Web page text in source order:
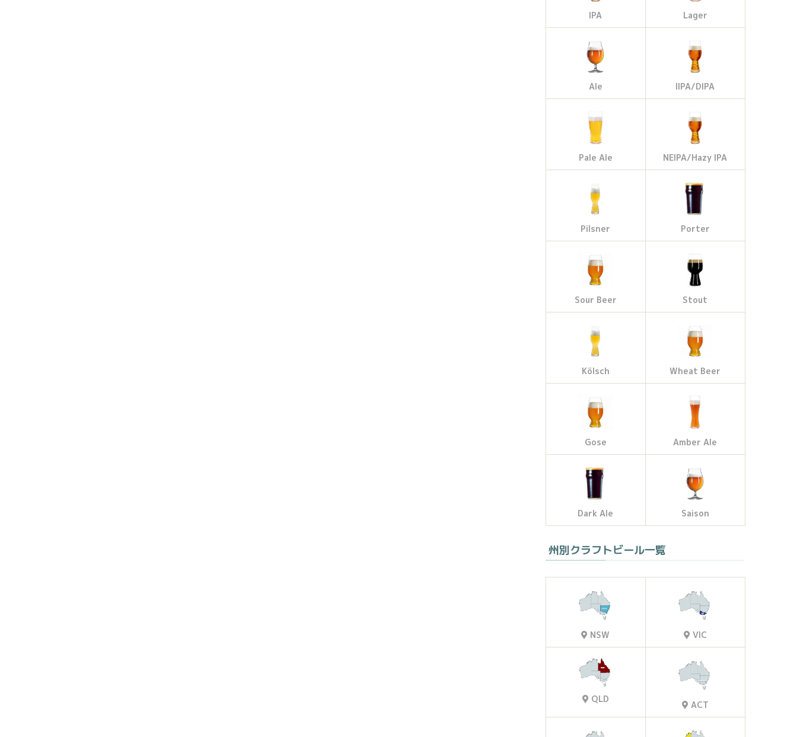
IPA Lager
Ale IIPA/DIPA
Pale Ale NEIPA/Hazy IPA
Pilsner Porter
Sour Beer Stout
Kölsch Wheat Beer
Gose Amber Ale
Dark Ale Saison
州別クラフトビール一覧
NSW VIC
QLD ACT